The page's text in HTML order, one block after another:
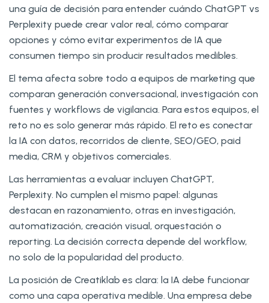
una guía de decisión para entender cuándo ChatGPT vs
Perplexity puede crear valor real, cómo comparar
opciones y cómo evitar experimentos de IA que
consumen tiempo sin producir resultados medibles.
El tema afecta sobre todo a equipos de marketing que
comparan generación conversacional, investigación con
fuentes y workflows de vigilancia. Para estos equipos, el
reto no es solo generar más rápido. El reto es conectar
la IA con datos, recorridos de cliente, SEO/GEO, paid
media, CRM y objetivos comerciales.
Las herramientas a evaluar incluyen ChatGPT,
Perplexity. No cumplen el mismo papel: algunas
destacan en razonamiento, otras en investigación,
automatización, creación visual, orquestación o
reporting. La decisión correcta depende del workflow,
no solo de la popularidad del producto.
La posición de Creatiklab es clara: la IA debe funcionar
como una capa operativa medible. Una empresa debe